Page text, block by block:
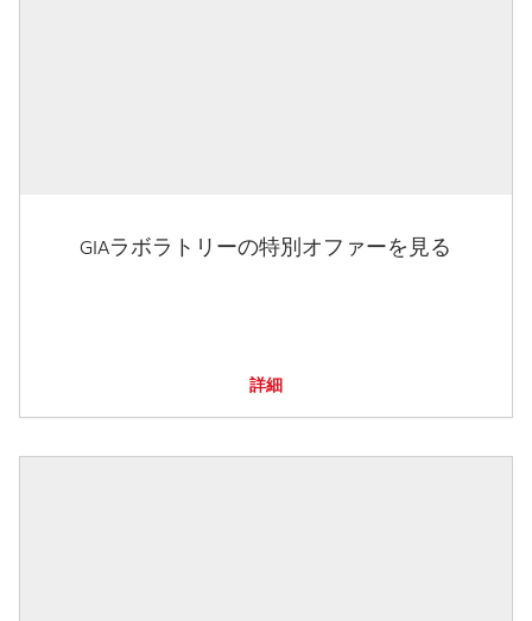
GIAラボラトリーの特別オファーを見る
詳細